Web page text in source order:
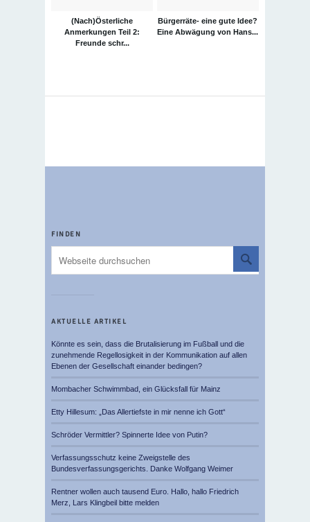
(Nach)Österliche
Anmerkungen Teil 2:
Freunde schr...
Bürgerräte- eine gute Idee?
Eine Abwägung von Hans...
FINDEN
AKTUELLE ARTIKEL
Könnte es sein, dass die Brutalisierung im Fußball und die
zunehmende Regellosigkeit in der Kommunikation auf allen
Ebenen der Gesellschaft einander bedingen?
Mombacher Schwimmbad, ein Glücksfall für Mainz
Etty Hillesum: „Das Allertiefste in mir nenne ich Gott“
Schröder Vermittler? Spinnerte Idee von Putin?
Verfassungsschutz keine Zweigstelle des
Bundesverfassungsgerichts. Danke Wolfgang Weimer
Rentner wollen auch tausend Euro. Hallo, hallo Friedrich
Merz, Lars Klingbeil bitte melden